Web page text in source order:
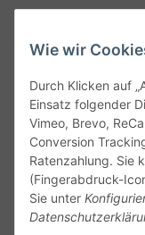
Wie wir
Durch Klicken auf
Einsatz folgender
Vimeo, Brevo,
Conversion
Ratenzahlung. Sie
(Fingerabdruck-
Sie unter
Service
Gesetzliche
Alle technischen
Angaben